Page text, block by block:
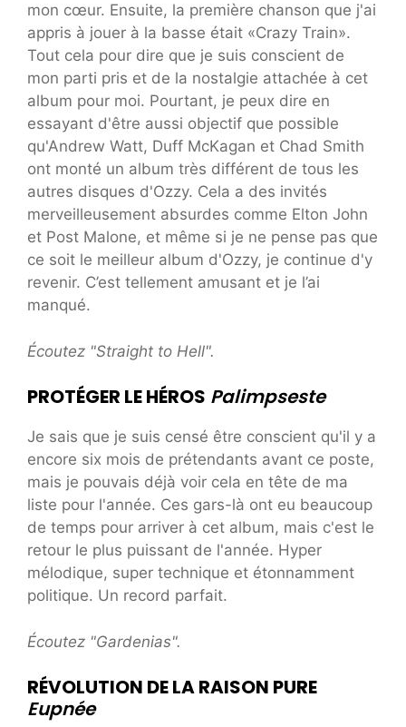
mon cœur. Ensuite, la première chanson que j'ai
appris à jouer à la basse était «Crazy Train».
Tout cela pour dire que je suis conscient de
mon parti pris et de la nostalgie attachée à cet
album pour moi. Pourtant, je peux dire en
essayant d'être aussi objectif que possible
qu'Andrew Watt, Duff McKagan et Chad Smith
ont monté un album très différent de tous les
autres disques d'Ozzy. Cela a des invités
merveilleusement absurdes comme Elton John
et Post Malone, et même si je ne pense pas que
ce soit le meilleur album d'Ozzy, je continue d'y
revenir. C’est tellement amusant et je l’ai
manqué.
Écoutez "Straight to Hell".
PROTÉGER LE HÉROS Palimpseste
Je sais que je suis censé être conscient qu'il y a
encore six mois de prétendants avant ce poste,
mais je pouvais déjà voir cela en tête de ma
liste pour l'année. Ces gars-là ont eu beaucoup
de temps pour arriver à cet album, mais c'est le
retour le plus puissant de l'année. Hyper
mélodique, super technique et étonnamment
politique. Un record parfait.
Écoutez "Gardenias".
RÉVOLUTION DE LA RAISON PURE
Eupnée